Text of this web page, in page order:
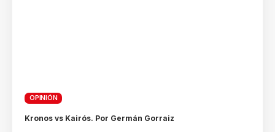
OPINIÓN
Kronos vs Kairós. Por Germán Gorraiz